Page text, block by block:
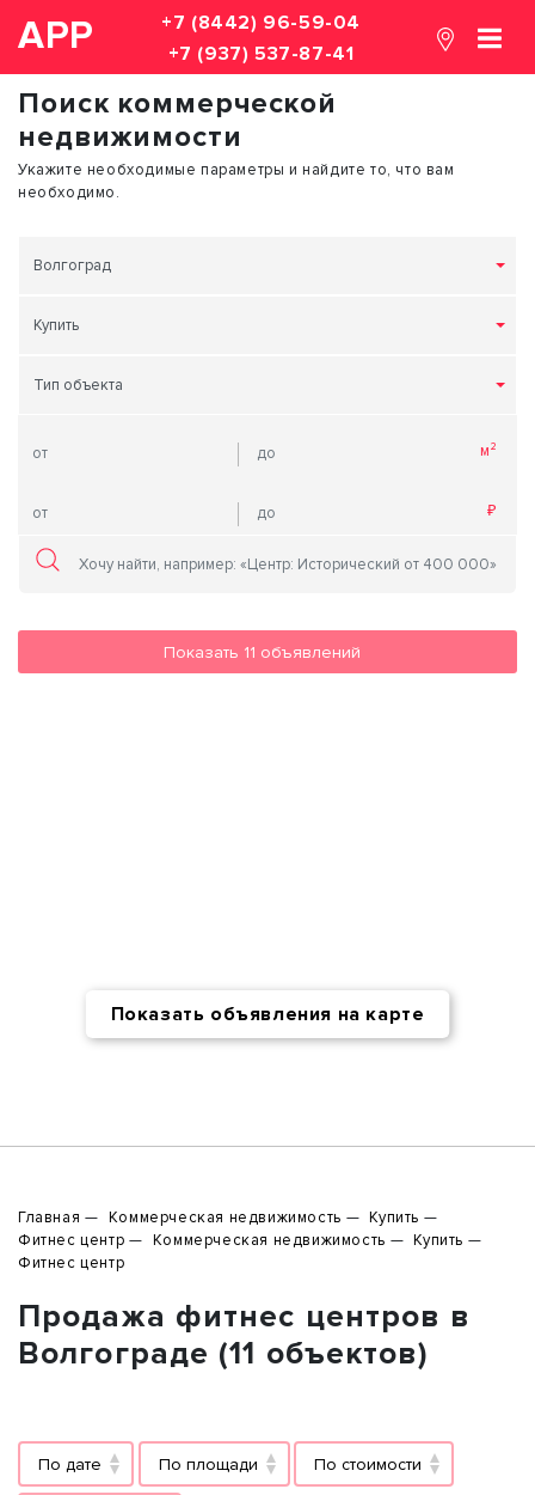
АРР
+7 (8442) 96-59-04
+7 (937) 537-87-41
Поиск коммерческой
недвижимости
Укажите необходимые параметры и найдите то, что вам
необходимо.
Волгоград
Купить
Тип объекта
Показать 11 объявлений
Показать объявления на карте
Главная Коммерческая недвижимость
Купить
Фитнес центр
Коммерческая недвижимость
Купить
Фитнес центр
Продажа фитнес центров в
Волгограде (11 объектов)
По дате По площади По стоимости